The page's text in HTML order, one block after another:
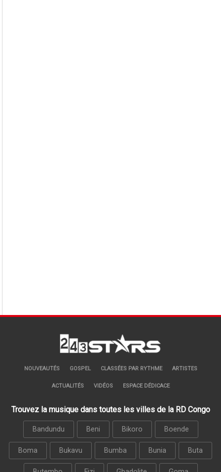
NOUVEAUTÉS GOSPEL CLASSÉES PAR RYTHME ARTISTES
ACTUALITÉS VIDÉOS ESPACE DÉDICACE
Trouvez la musique dans toutes les villes de la RD Congo
Bandundu Beni Bikoro Boende
Boma Bukavu Bumba Bunia Buta